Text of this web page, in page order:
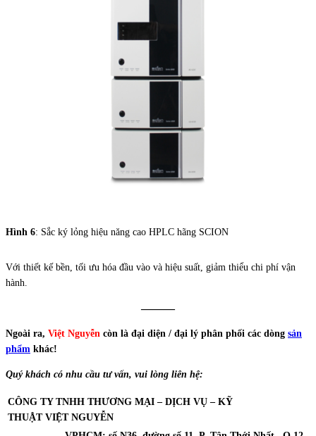
Hình 6: Sắc ký lỏng hiệu năng cao HPLC hãng SCION
Với thiết kế bền, tối ưu hóa đầu vào và hiệu suất, giảm thiểu chi phí vận
hành.
———
Ngoài ra, Việt Nguyễn còn là đại diện / đại lý phân phối các dòng sản
phẩm khác!
Quý khách có nhu cầu tư vấn, vui lòng liên hệ:
CÔNG TY TNHH THƯƠNG MẠI – DỊCH VỤ – KỸ
THUẬTVIỆT NGUYỄN